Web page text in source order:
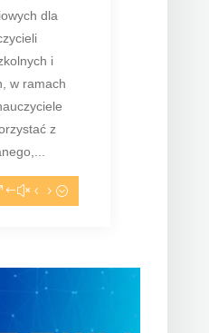
dla
i
w ramach
z